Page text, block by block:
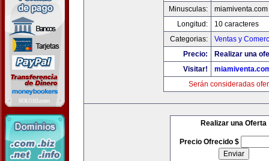
Minusculas:
miamiventa.com
Longitud:
10 caracteres
Categorias:
Ventas y
Precio:
Realizar una
Visitar!
Serán consideradas
Realizar una Oferta
Precio Ofrecido $